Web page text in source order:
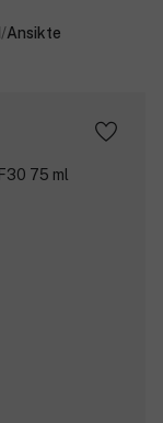
/Ansikte